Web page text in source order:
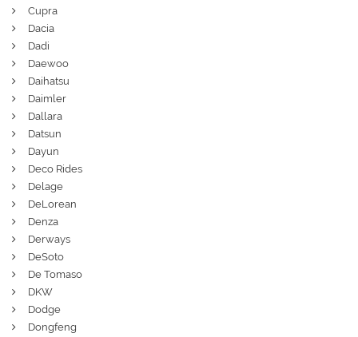
Cupra
Dacia
Dadi
Daewoo
Daihatsu
Daimler
Dallara
Datsun
Dayun
Deco Rides
Delage
DeLorean
Denza
Derways
DeSoto
De Tomaso
DKW
Dodge
Dongfeng